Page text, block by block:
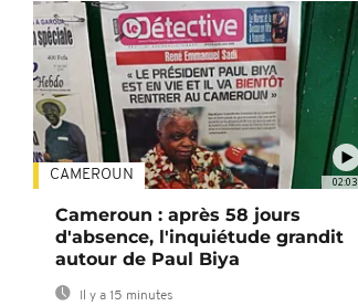
02:03
CAMEROUN
Cameroun : après 58 jours
d'absence, l'inquiétude grandit
autour de Paul Biya
Il y a 15 minutes